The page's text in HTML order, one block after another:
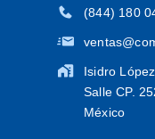
(844) 180
Isidro
Salle CP.
México